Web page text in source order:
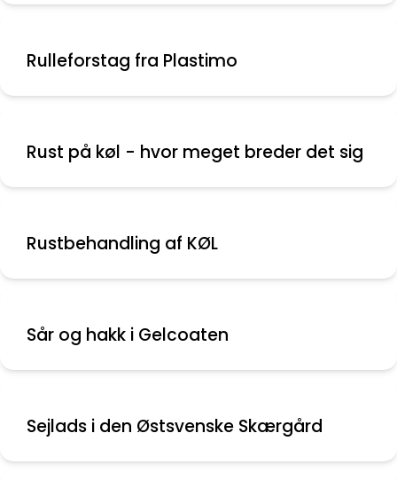
Rulleforstag fra Plastimo
Rust på køl - hvor meget breder det sig
Rustbehandling af KØL
Sår og hakk i Gelcoaten
Sejlads i den Østsvenske Skærgård